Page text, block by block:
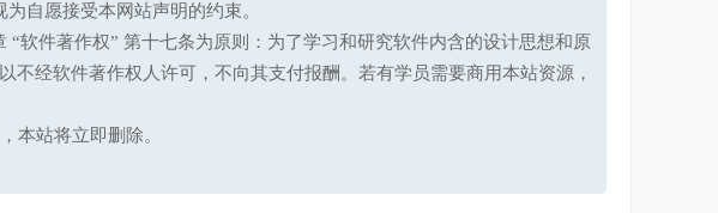
自愿接受本网站声明的约束。
软件著作权” 第十七条为原则：为了学习和研究软件内含的设计思想和原
经软件著作权人许可，不向其支付报酬。若有学员需要商用本站资源，
本站将立即删除。